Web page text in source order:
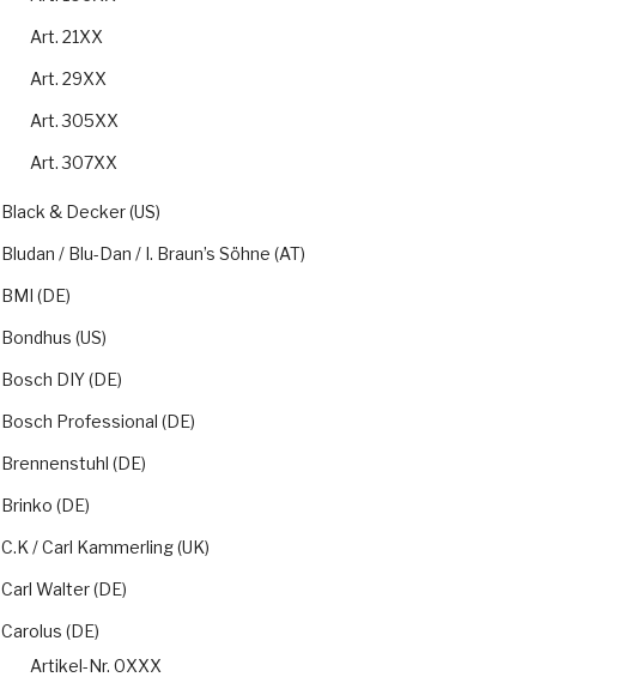
Art. 21XX
Art. 29XX
Art. 305XX
Art. 307XX
Black & Decker (US)
Bludan / Blu-Dan / I. Braun’s Söhne (AT)
BMI (DE)
Bondhus (US)
Bosch DIY (DE)
Bosch Professional (DE)
Brennenstuhl (DE)
Brinko (DE)
C.K / Carl Kammerling (UK)
Carl Walter (DE)
Carolus (DE)
Artikel-Nr. 0XXX